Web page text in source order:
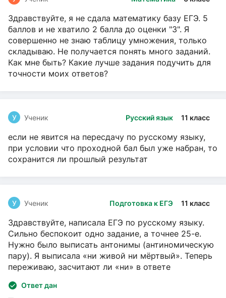
Здравствуйте, я не сдала математику базу ЕГЭ. 5
баллов и не хватило 2 балла до оценки "3". Я
совершенно не знаю таблицу умножения, только
складываю. Не получается понять много заданий.
Как мне быть? Какие лучше задания подучить для
точности моих ответов?
Русский язык 11 класс
У Ученик
если не явится на пересдачу по русскому языку,
при условии что проходной бал был уже набран, то
сохранится ли прошлый результат
Подготовка к ЕГЭ 11 класс
У Ученик
Здравствуйте, написала ЕГЭ по русскому языку.
Сильно беспокоит одно задание, а точнее 25-е.
Нужно было выписать антонимы (антиномическую
пару). Я выписала «ни живой ни мёртвый». Теперь
переживаю, засчитают ли «ни» в ответе
Ответ дан